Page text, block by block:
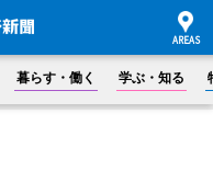
暮らす・働く 学ぶ・知る